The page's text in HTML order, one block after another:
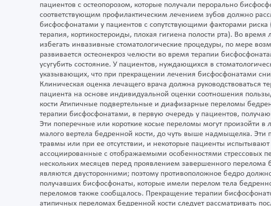
пациентов с остеопорозом, которые получали перорально
соответствующим профилактическим лечением зубов должно
бисфосфонатами у пациентов с сопутствующими факторами
терапия, кортикостероиды, плохая гигиена полости рта). Во
избегать инвазивные стоматологические процедуры, по мере
развивается остеонекроз челюсти во время терапии
усугубить состояние. У пациентов, нуждающихся в
указывающих, что при прекращении лечения бисфосфонатами
Клиническая оценка лечащего врача должна руководствоваться
пациента на основе индивидуальной оценки соотношения
кости Атипичные подвертельные и диафизарные переломы
терапии бисфосфонатами, в первую очередь у пациентов,
Эти поперечные или короткие косые переломы могут произойти
малого вертела бедренной кости, до чуть выше надмыщелка.
травмы или при ее отсутствии, и некоторые пациенты
ассоциированные с отображаемыми особенностями стрессовых
нескольких месяцев перед проявлением завершенного перелома
являются двусторонними; поэтому противоположное бедро
получавших бисфосфонаты, которые имели перелом тела
переломов также сообщалось. Прекращение терапии
атипичных переломах бедренной кости следует рассматривать